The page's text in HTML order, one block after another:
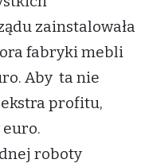
zainstalowała
fabryki mebli
Aby ta nie
ekstra profitu,
roboty